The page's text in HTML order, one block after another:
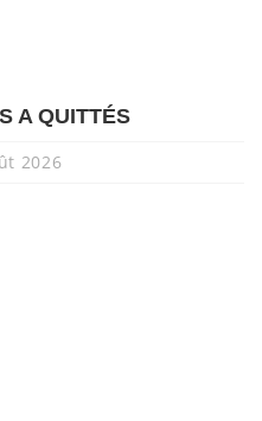
A QUITTÉS
2026